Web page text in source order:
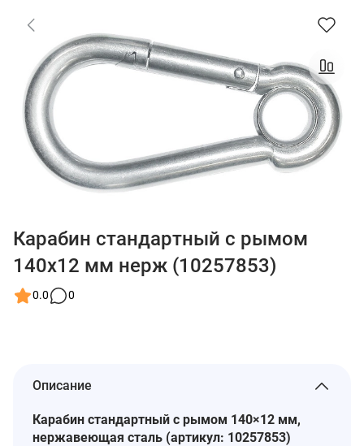
Карабин стандартный с рымом
140x12 мм нерж (10257853)
0.0 0
Описание
Карабин стандартный с рымом 140×12 мм,
нержавеющая сталь (артикул: 10257853)